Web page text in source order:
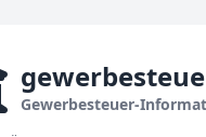
Gewerbesteuer-